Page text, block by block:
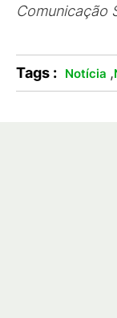
Comunicação
Tags : Notícia ,